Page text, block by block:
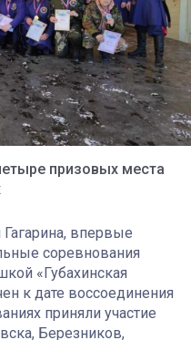
призовых места
впервые
соревнования
«Губахинская
к дате воссоединения
приняли участие
Березников,